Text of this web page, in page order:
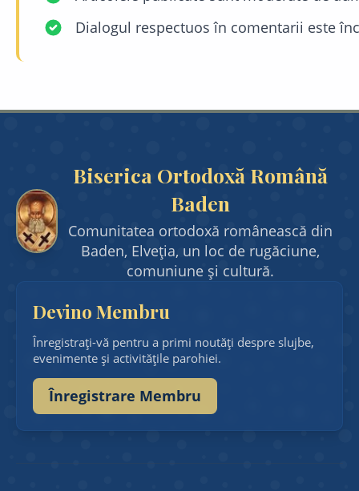
Dialogul respectuos în comentarii este
Biserica Ortodoxă Română
Baden
Comunitatea ortodoxă românească din
Baden, Elveția, un loc de rugăciune,
comuniune și cultură.
Devino Membru
Înregistrați-vă pentru a primi noutăți despre slujbe,
evenimente și activitățile parohiei.
Înregistrare Membru